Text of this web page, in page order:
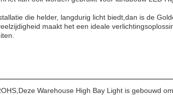
die helder, langdurig licht biedt,dan is de
maakt het een ideale
Warehouse High Bay Light is gebouwd